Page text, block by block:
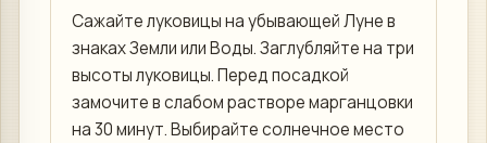
Сажайте луковицы на убывающей Луне в
знаках Земли или Воды. Заглубляйте на три
высоты луковицы. Перед посадкой
замочите в слабом растворе марганцовки
на 30 минут. Выбирайте солнечное место